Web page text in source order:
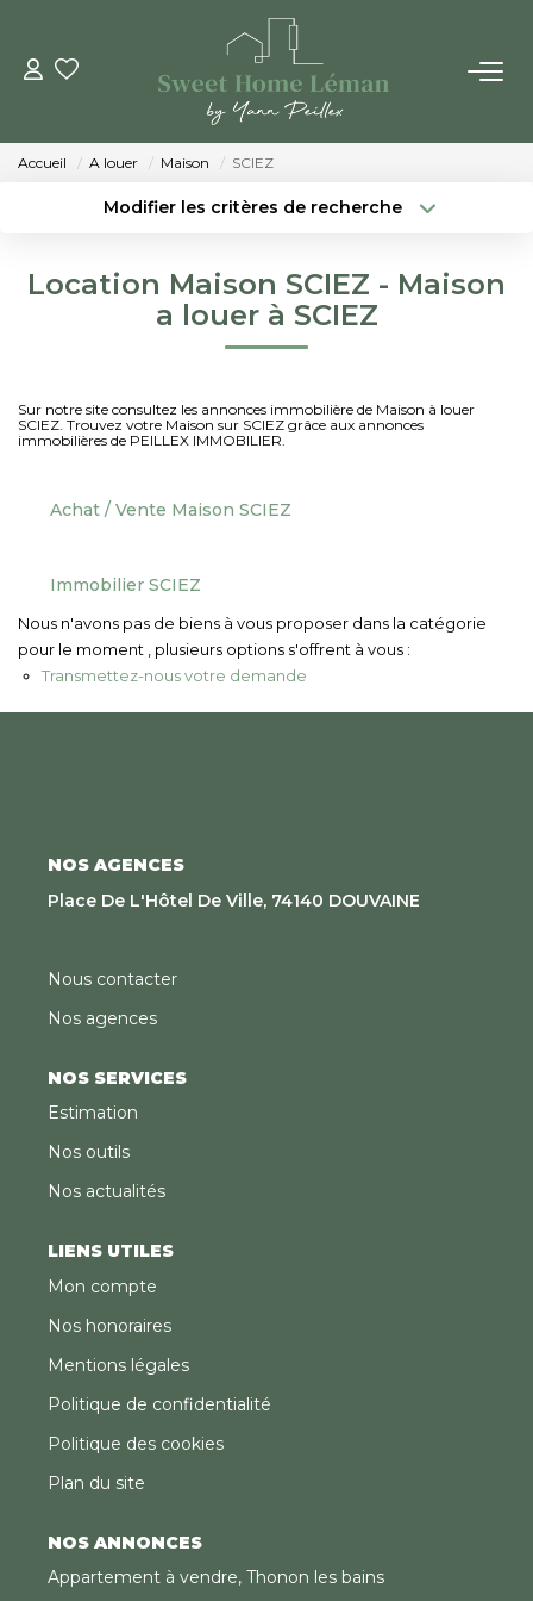
ACHETER
VENDRE
LES AGENCES
Notre Équipe
CONTACT
EN
Accueil A louer Maison SCIEZ
Modifier les critères de recherche
Budget max
Location Maison SCIEZ - Maison
a louer à SCIEZ
Sur notre site consultez les annonces immobilière de Maison à louer
SCIEZ. Trouvez votre Maison sur SCIEZ grâce aux annonces
immobilières de PEILLEX IMMOBILIER.
Achat / Vente Maison SCIEZ
Immobilier SCIEZ
Nous n'avons pas de biens à vous proposer dans la catégorie
pour le moment , plusieurs options s'offrent à vous :
Transmettez-nous votre demande
NOS AGENCES
Place De L'Hôtel De Ville, 74140 DOUVAINE
Nous contacter
Nos agences
NOS SERVICES
Estimation
Nos outils
Nos actualités
LIENS UTILES
Mon compte
Nos honoraires
Mentions légales
Politique de confidentialité
Politique des cookies
Plan du site
NOS ANNONCES
Appartement à vendre, Thonon les bains